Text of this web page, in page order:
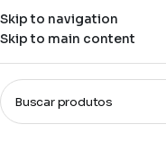
Skip to navigation
Skip to main content
Filtros